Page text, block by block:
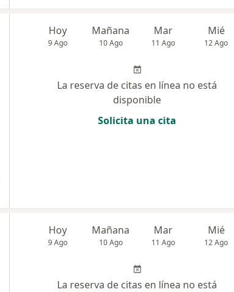
Hoy
9 Ago
Mañana
10 Ago
Mar
11 Ago
Mié
12 Ago
La reserva de citas en línea no está
disponible
Solicita una cita
Hoy
9 Ago
Mañana
10 Ago
Mar
11 Ago
Mié
12 Ago
La reserva de citas en línea no está